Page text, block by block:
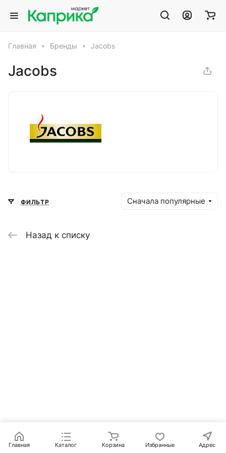
Главная Бренды Jacobs
Jacobs
ФИЛЬТР Сначала популярные
Назад к списку
Главная Каталог Корзина Избранные Адрес